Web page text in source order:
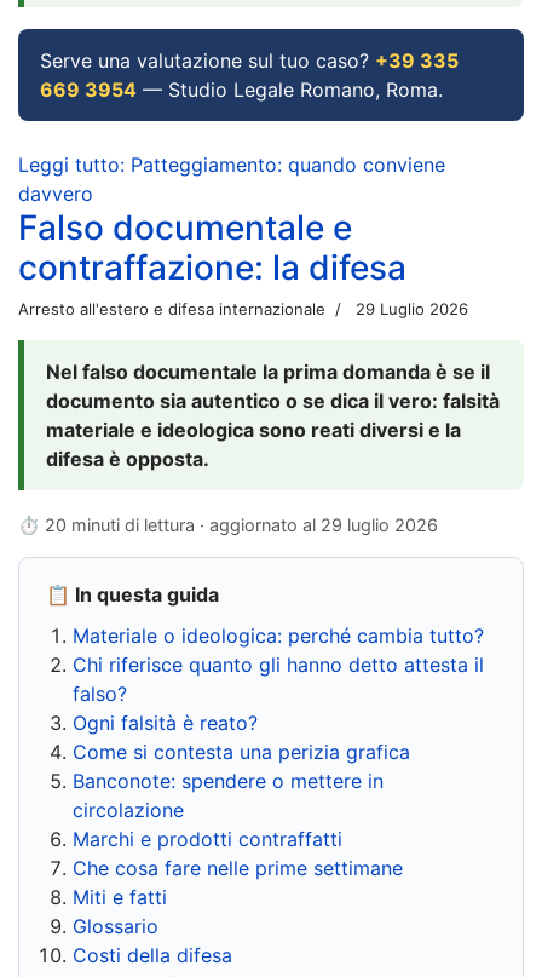
Serve una valutazione sul tuo caso? +39 335
669 3954 — Studio Legale Romano, Roma.
Leggi tutto: Patteggiamento: quando conviene
davvero
Falso documentale e
contraffazione: la difesa
Arresto all'estero e difesa internazionale 29 Luglio 2026
Nel falso documentale la prima domanda è se il
documento sia autentico o se dica il vero: falsità
materiale e ideologica sono reati diversi e la
difesa è opposta.
⏱ 20 minuti di lettura · aggiornato al 29 luglio 2026
📋 In questa guida
Materiale o ideologica: perché cambia tutto?
Chi riferisce quanto gli hanno detto attesta il
falso?
Ogni falsità è reato?
Come si contesta una perizia grafica
Banconote: spendere o mettere in
circolazione
Marchi e prodotti contraffatti
Che cosa fare nelle prime settimane
Miti e fatti
Glossario
Costi della difesa